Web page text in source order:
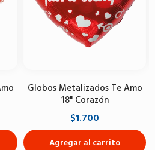
Globos Metalizados Te Amo
18" Corazón
$1.700
Agregar al carrito